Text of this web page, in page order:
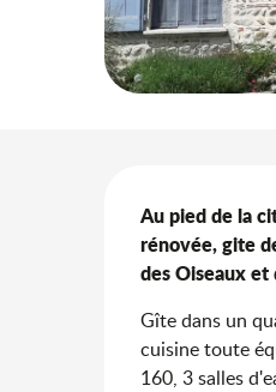
Au pied de la
rénovée, gite
des Oiseaux et
Gîte dans un
cuisine toute
160, 3 salles